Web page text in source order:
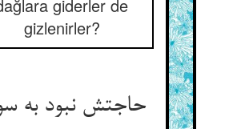
giderler de
gizlenirler?
حاجتش نبود به